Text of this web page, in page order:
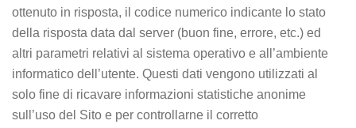
ottenuto in risposta, il codice numerico indicante lo stato
della risposta data dal server (buon fine, errore, etc.) ed
altri parametri relativi al sistema operativo e all’ambiente
informatico dell’utente. Questi dati vengono utilizzati al
solo fine di ricavare informazioni statistiche anonime
sull’uso del Sito e per controllarne il corretto